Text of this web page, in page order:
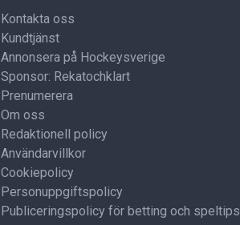
Kontakta oss
Kundtjänst
Annonsera på Hockeysverige
Sponsor: Rekatochklart
Prenumerera
Om oss
Redaktionell policy
Användarvillkor
Cookiepolicy
Personuppgiftspolicy
Publiceringspolicy för betting och speltips